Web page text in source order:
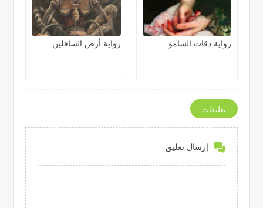
رواية دقات الشامو رواية أرض السافلين
تعليقات
إرسال تعليق